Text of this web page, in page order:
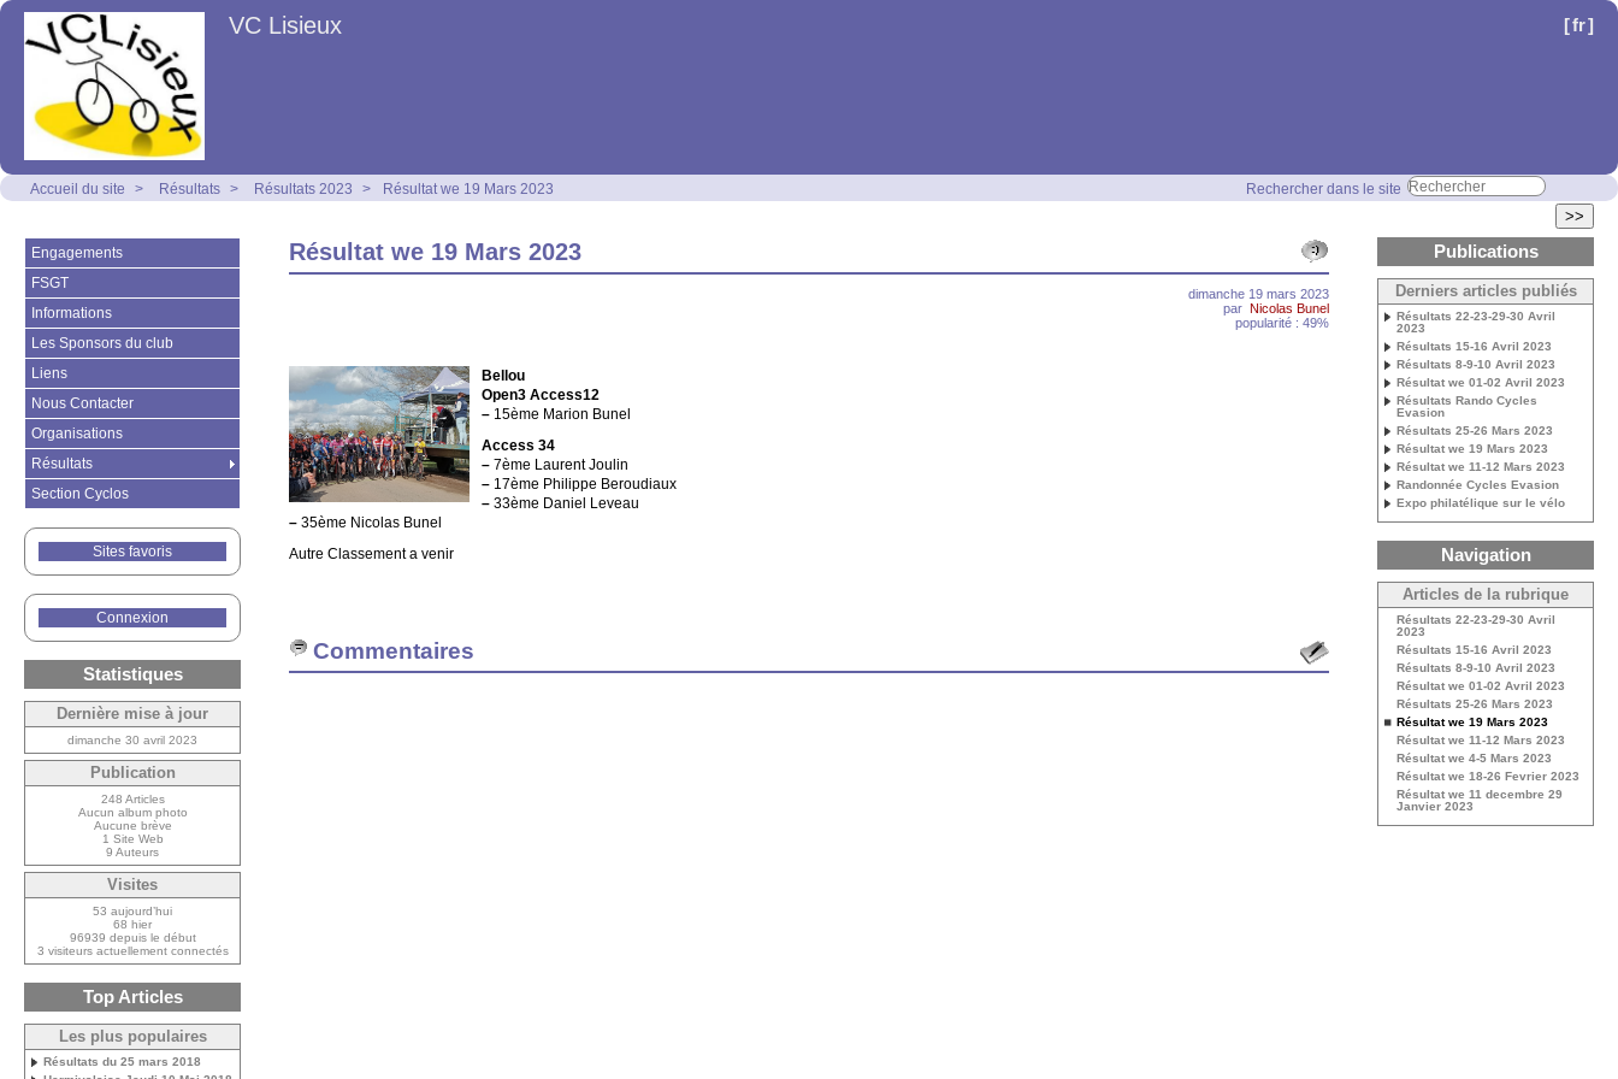
[fr]
VC Lisieux
>>
Rechercher dans le site
Accueil du site > Résultats > Résultats 2023 > Résultat we 19 Mars 2023
Résultat we 19 Mars 2023
dimanche 19 mars 2023
par Nicolas Bunel
popularité : 49%
Bellou
Open3 Access12
– 15ème Marion Bunel
Access 34
– 7ème Laurent Joulin
– 17ème Philippe Beroudiaux
– 33ème Daniel Leveau
– 35ème Nicolas Bunel
Autre Classement a venir
Commentaires
Engagements
FSGT
Informations
Les Sponsors du club
Liens
Nous Contacter
Organisations
Résultats
Section Cyclos
Sites favoris
Connexion
Statistiques
Dernière mise à jour
dimanche 30 avril 2023
Publication
248 Articles
Aucun album photo
Aucune brève
1 Site Web
9 Auteurs
Visites
53 aujourd’hui
68 hier
96939 depuis le début
3 visiteurs actuellement connectés
Top Articles
Les plus populaires
Résultats du 25 mars 2018
Publications
Derniers articles publiés
Résultats 22-23-29-30 Avril
2023
Résultats 15-16 Avril 2023
Résultats 8-9-10 Avril 2023
Résultat we 01-02 Avril 2023
Résultats Rando Cycles
Evasion
Résultats 25-26 Mars 2023
Résultat we 19 Mars 2023
Résultat we 11-12 Mars 2023
Randonnée Cycles Evasion
Expo philatélique sur le vélo
Navigation
Articles de la rubrique
Résultats 22-23-29-30 Avril
2023
Résultats 15-16 Avril 2023
Résultats 8-9-10 Avril 2023
Résultat we 01-02 Avril 2023
Résultats 25-26 Mars 2023
Résultat we 19 Mars 2023
Résultat we 11-12 Mars 2023
Résultat we 4-5 Mars 2023
Résultat we 18-26 Fevrier 2023
Résultat we 11 decembre 29
Janvier 2023